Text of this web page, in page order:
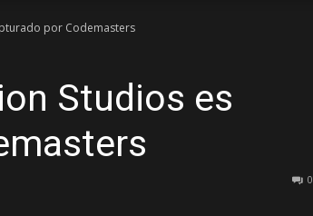
GAME
por Codemasters
Studios es
0